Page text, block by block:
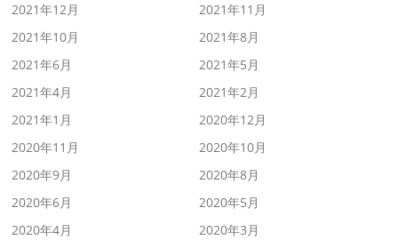
2021年12月
2021年11月
2021年10月
2021年8月
2021年6月
2021年5月
2021年4月
2021年2月
2021年1月
2020年12月
2020年11月
2020年10月
2020年9月
2020年8月
2020年6月
2020年5月
2020年4月
2020年3月